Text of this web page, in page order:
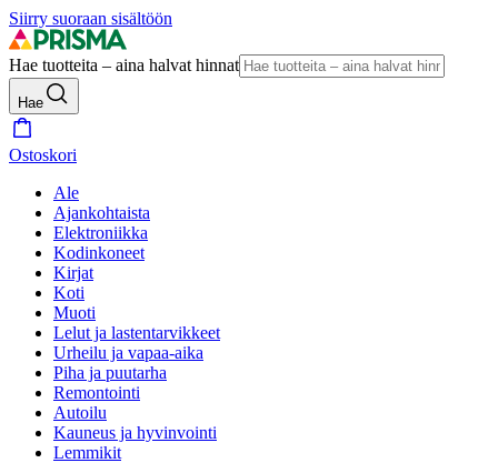
Siirry suoraan sisältöön
Hae tuotteita – aina halvat hinnat
Hae
Ostoskori
Ale
Ajankohtaista
Elektroniikka
Kodinkoneet
Kirjat
Koti
Muoti
Lelut ja lastentarvikkeet
Urheilu ja vapaa-aika
Piha ja puutarha
Remontointi
Autoilu
Kauneus ja hyvinvointi
Lemmikit